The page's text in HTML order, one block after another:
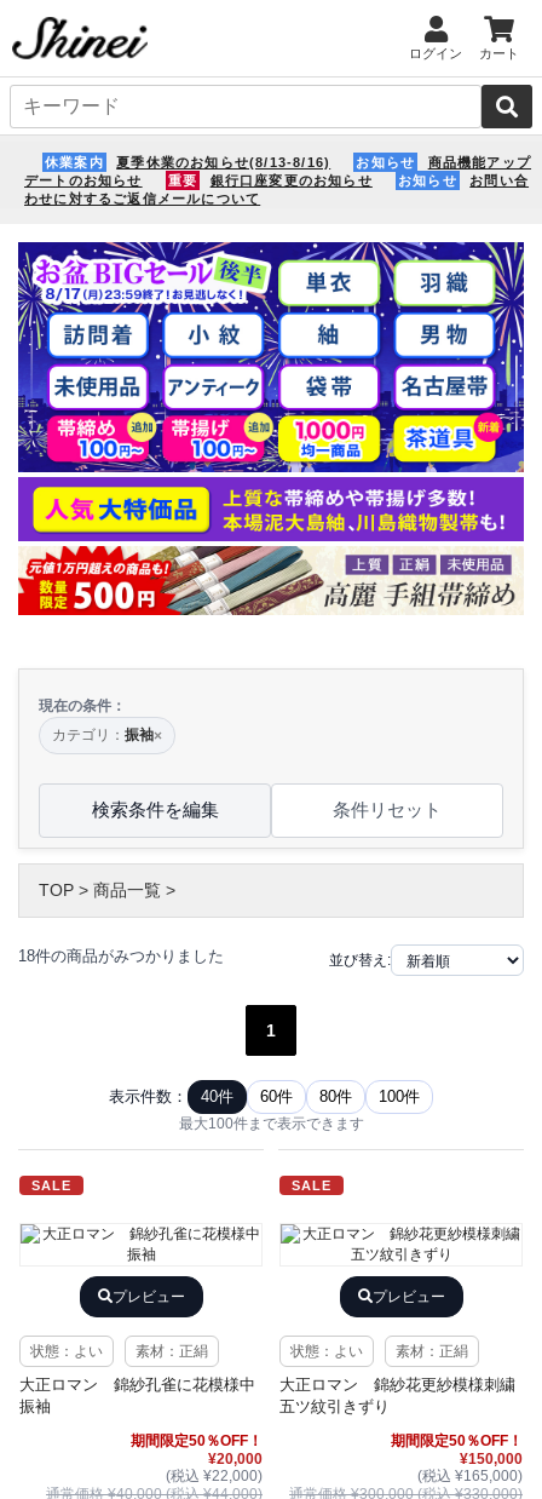
ログイン カート
休業案内 夏季休業のお知らせ(8/13-8/16) お知らせ
商品機能アップ
デートのお知らせ
重要 銀行口座変更のお知らせ お知らせ
お問い合
わせに対するご返信メールについて
現在の条件：
カテゴリ： 振袖×
検索条件を編集 条件リセット
TOP > 商品一覧 >
18件の商品がみつかりました 並び替え:
1
表示件数： 40件 60件 80件 100件
最大100件まで表示できます
SALE
プレビュー
状態：よい 素材：正絹
大正ロマン 錦紗孔雀に花模様中
振袖
期間限定50％OFF！
¥20,000
(税込 ¥22,000)
通常価格 ¥40,000 (税込 ¥44,000)
SALE
プレビュー
状態：よい 素材：正絹
大正ロマン 錦紗花更紗模様刺繍
五ツ紋引きずり
期間限定50％OFF！
¥150,000
(税込 ¥165,000)
通常価格 ¥300,000 (税込 ¥330,000)